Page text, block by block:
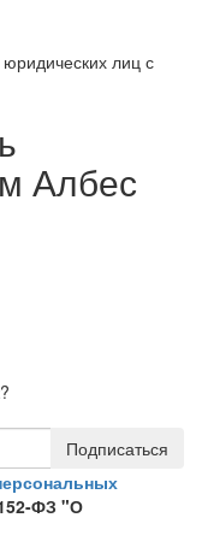
лиц с
Албес
Подписаться
ФЗ "О